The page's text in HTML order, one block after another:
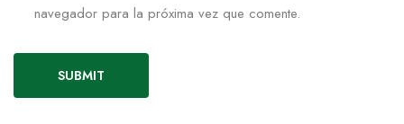
navegador para la próxima vez que comente.